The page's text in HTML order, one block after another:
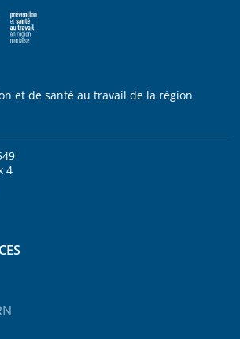
et de santé au travail de la région
4